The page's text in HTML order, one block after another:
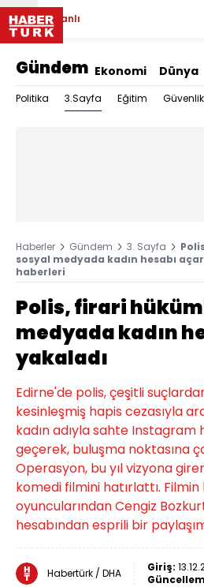
Canlı
Gündem Ekonomi Dünya
Politika 3.Sayfa Eğitim Güvenlik
Haberler Gündem 3. Sayfa
sosyal medyada kadın hesabı
haberleri
Polis, firari
medyada kadın
yakaladı
Edirne'de polis, çeşitli
kesinleşmiş hapis cezasıyla
kadın adıyla sahte Instagram
geçerek, buluşma noktasına
Operasyon, bu yıl vizyona
komedi filmini hatırlattı.
oyuncularından Cengiz
hesabından esprili bir
Habertürk / DHA Giriş: